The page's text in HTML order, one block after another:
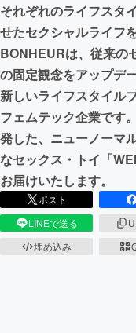
それぞれのライフスタ
せたセクシャルライフ
BONHEURは、従来の
の固定観念をアップデ
新しいライフスタイル
フェムテック企業です
発した、ニューノーマ
なセックス・トイ「
お届けいたします。
ポスト
LINEで送る
埋め込み